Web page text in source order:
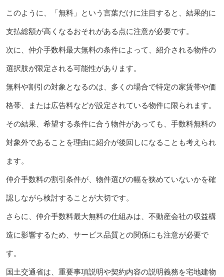
このように、「無料」という言葉だけに注目すると、結果的に
支払総額が高くなるおそれがある点に注意が必要です。
次に、仲介手数料最大無料の条件によって、紹介される物件の
選択肢が限定される可能性があります。
無料や割引の対象となるのは、多くの場合で特定の家賃帯や価
格帯、または広告料などが設定されている物件に限られます。
その結果、希望する条件に合う物件があっても、手数料無料の
対象外であることを理由に紹介が後回しになることも考えられ
ます。
仲介手数料の割引条件が、物件選びの幅を狭めていないかを確
認しながら検討することが大切です。
さらに、仲介手数料最大無料の仕組みは、不動産会社の収益構
造に影響するため、サービス品質との関係にも注意が必要で
す。
国土交通省は、重要事項説明や契約内容の説明義務を宅地建物